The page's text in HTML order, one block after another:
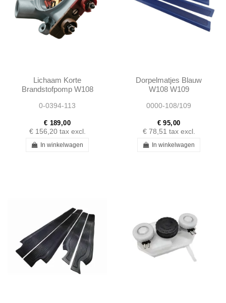
Lichaam Korte
Brandstofpomp W108
A0010915201 -
0-0394-113
€ 189,00
€ 156,20 tax excl.
In winkelwagen
Dorpelmatjes Blauw
W108 W109
0000-108/109
€ 95,00
€ 78,51 tax excl.
In winkelwagen